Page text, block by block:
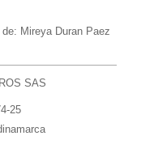
Mireya Duran Paez
SAS
25